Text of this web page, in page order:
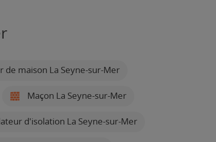
de maison La Seyne-sur-Mer
Maçon La Seyne-sur-Mer
d'isolation La Seyne-sur-Mer